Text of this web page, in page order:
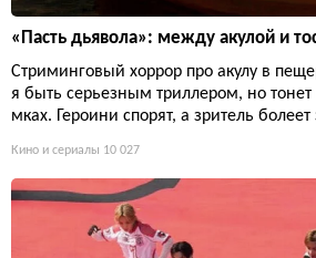
«Пасть дьявола»: между акулой и
Стриминговый хоррор про акулу в
я быть серьезным триллером, но
мках. Героини спорят, а зритель болеет
Кино и сериалы 10 027